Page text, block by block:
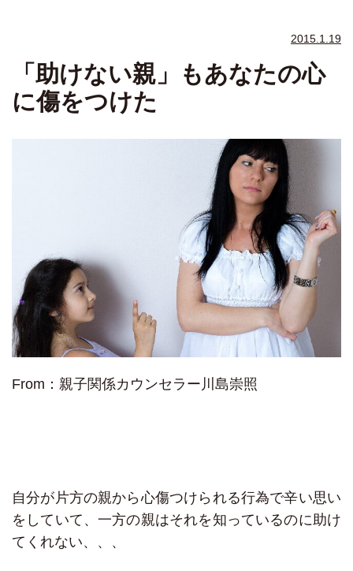
2015.1.19
「助けない親」もあなたの心
に傷をつけた
From：親子関係カウンセラー川島崇照
自分が片方の親から心傷つけられる行為で辛い思い
をしていて、一方の親はそれを知っているのに助け
てくれない、、、